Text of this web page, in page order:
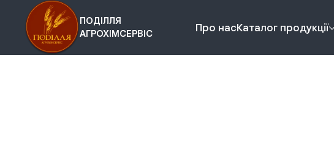
ПОДІЛЛЯ
АГРОХІМСЕРВІС
Про насКаталог продукції